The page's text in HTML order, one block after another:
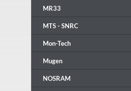
MR33
MTS - SNRC
Mon-Tech
Mugen
NOSRAM